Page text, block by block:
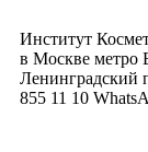
Институт
в Москве метро
Ленинградский
855 11 10